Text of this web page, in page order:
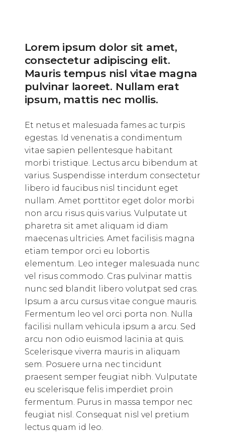
Lorem ipsum dolor sit amet,
consectetur adipiscing elit.
Mauris tempus nisl vitae magna
pulvinar laoreet. Nullam erat
ipsum, mattis nec mollis.
Et netus et malesuada fames ac turpis
egestas. Id venenatis a condimentum
vitae sapien pellentesque habitant
morbi tristique. Lectus arcu bibendum at
varius. Suspendisse interdum consectetur
libero id faucibus nisl tincidunt eget
nullam. Amet porttitor eget dolor morbi
non arcu risus quis varius. Vulputate ut
pharetra sit amet aliquam id diam
maecenas ultricies. Amet facilisis magna
etiam tempor orci eu lobortis
elementum. Leo integer malesuada nunc
vel risus commodo. Cras pulvinar mattis
nunc sed blandit libero volutpat sed cras.
Ipsum a arcu cursus vitae congue mauris.
Fermentum leo vel orci porta non. Nulla
facilisi nullam vehicula ipsum a arcu. Sed
arcu non odio euismod lacinia at quis.
Scelerisque viverra mauris in aliquam
sem. Posuere urna nec tincidunt
praesent semper feugiat nibh. Vulputate
eu scelerisque felis imperdiet proin
fermentum. Purus in massa tempor nec
feugiat nisl. Consequat nisl vel pretium
lectus quam id leo.